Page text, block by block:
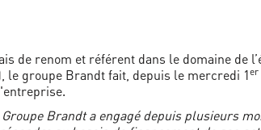
de renom et référent dans le domaine de
le groupe Brandt fait, depuis le mercredi 1er
Groupe Brandt a engagé depuis plusieurs